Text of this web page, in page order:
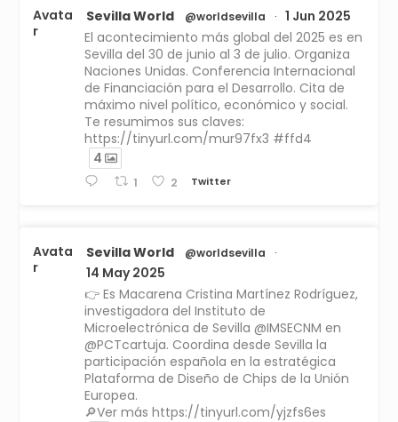
Avata
r
Sevilla World @worldsevilla ·
1 Jun 2025
El acontecimiento más global del 2025 es en
Sevilla del 30 de junio al 3 de julio. Organiza
Naciones Unidas. Conferencia Internacional
de Financiación para el Desarrollo. Cita de
máximo nivel político, económico y social.
Te resumimos sus claves:
https://tinyurl.com/mur97fx3 #ffd4
4
1 2 Twitter
Avata
r
Sevilla World @worldsevilla ·
14 May 2025
👉 Es Macarena Cristina Martínez Rodríguez,
investigadora del Instituto de
Microelectrónica de Sevilla @IMSECNM en
@PCTcartuja. Coordina desde Sevilla la
participación española en la estratégica
Plataforma de Diseño de Chips de la Unión
Europea.
🔎Ver más https://tinyurl.com/yjzfs6es